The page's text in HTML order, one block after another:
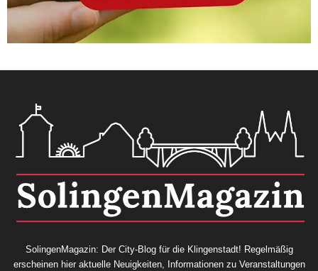
SolingenMagazin: Der City-Blog für die Klingenstadt! Regelmäßig
erscheinen hier aktuelle Neuigkeiten, Informationen zu Veranstaltungen